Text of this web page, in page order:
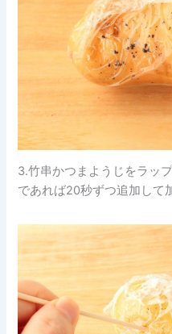
3.竹串かつまようじをラッ
であれば20秒ずつ追加して